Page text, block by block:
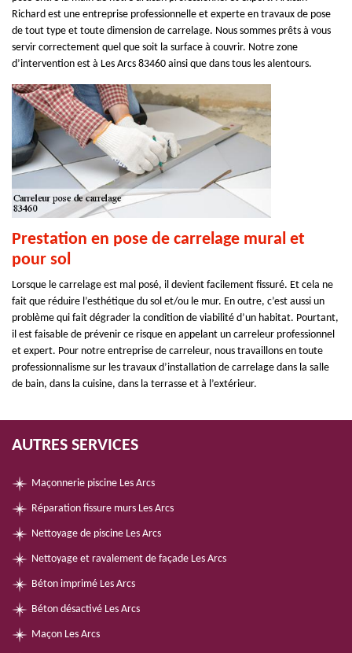
Richard est une entreprise professionnelle et experte en travaux de pose
de tout type et toute dimension de carrelage. Nous sommes prêts à vous
servir correctement quel que soit la surface à couvrir. Notre zone
d’intervention est à Les Arcs 83460 ainsi que dans tous les alentours.
Prestation en pose de carrelage mural et
pour sol
Lorsque le carrelage est mal posé, il devient facilement fissuré. Et cela ne
fait que réduire l’esthétique du sol et/ou le mur. En outre, c’est aussi un
problème qui fait dégrader la condition de viabilité d’un habitat. Pourtant,
il est faisable de prévenir ce risque en appelant un carreleur professionnel
et expert. Pour notre entreprise de carreleur, nous travaillons en toute
professionnalisme sur les travaux d’installation de carrelage dans la salle
de bain, dans la cuisine, dans la terrasse et à l’extérieur.
AUTRES SERVICES
Maçonnerie piscine Les Arcs
Réparation fissure murs Les Arcs
Nettoyage de piscine Les Arcs
Nettoyage et ravalement de façade Les Arcs
Béton imprimé Les Arcs
Béton désactivé Les Arcs
Maçon Les Arcs